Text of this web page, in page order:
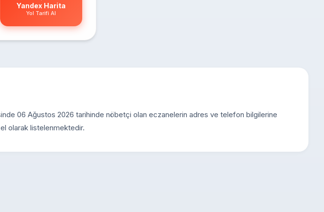
Yandex Harita
Yol Tarifi Al
06 Ağustos 2026 tarihinde nöbetçi olan eczanelerin adres ve telefon bilgilerine
olarak listelenmektedir.